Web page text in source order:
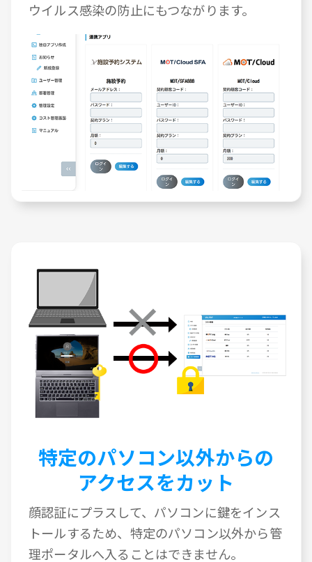
ウイルス感染の防止にもつながります。
特定のパソコン以外からの
アクセスをカット
顔認証にプラスして、パソコンに鍵をインス
トールするため、特定のパソコン以外から管
理ポータルへ入ることはできません。